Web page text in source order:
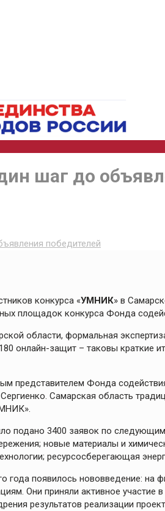
шаг до
победителей
конкурса «УМНИК» в
площадок конкурса Фонда
области, формальная
онлайн-защит – таковы
представителем Фонда
Самарская область
подано 3400 заявок по
новые материалы и
ресурсосберегающая
года появилось нововведение:
Они приняли активное участие
результатов реализации